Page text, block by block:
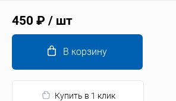
450 ₽ / шт
В корзину
Купить в 1 клик